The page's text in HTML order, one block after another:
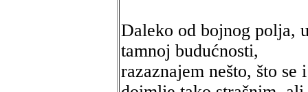
Daleko od bojnog polja,
tamnoj budućnosti,
razaznajem nešto, što se